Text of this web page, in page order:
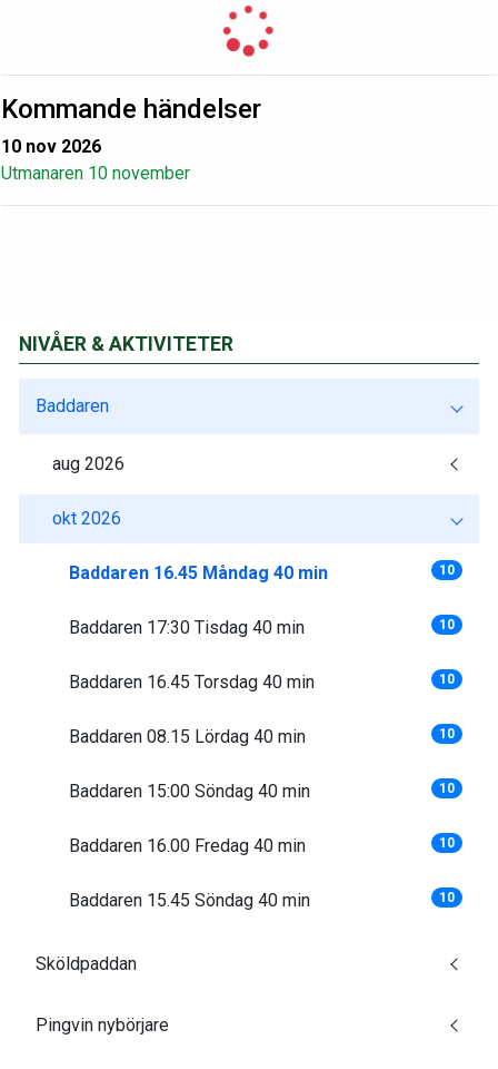
Kommande händelser
10 nov 2026
Utmanaren 10 november
NIVÅER & AKTIVITETER
Baddaren
aug 2026
okt 2026
Baddaren 16.45 Måndag 40 min 10
Baddaren 17:30 Tisdag 40 min 10
Baddaren 16.45 Torsdag 40 min 10
Baddaren 08.15 Lördag 40 min 10
Baddaren 15:00 Söndag 40 min 10
Baddaren 16.00 Fredag 40 min 10
Baddaren 15.45 Söndag 40 min 10
Sköldpaddan
Pingvin nybörjare